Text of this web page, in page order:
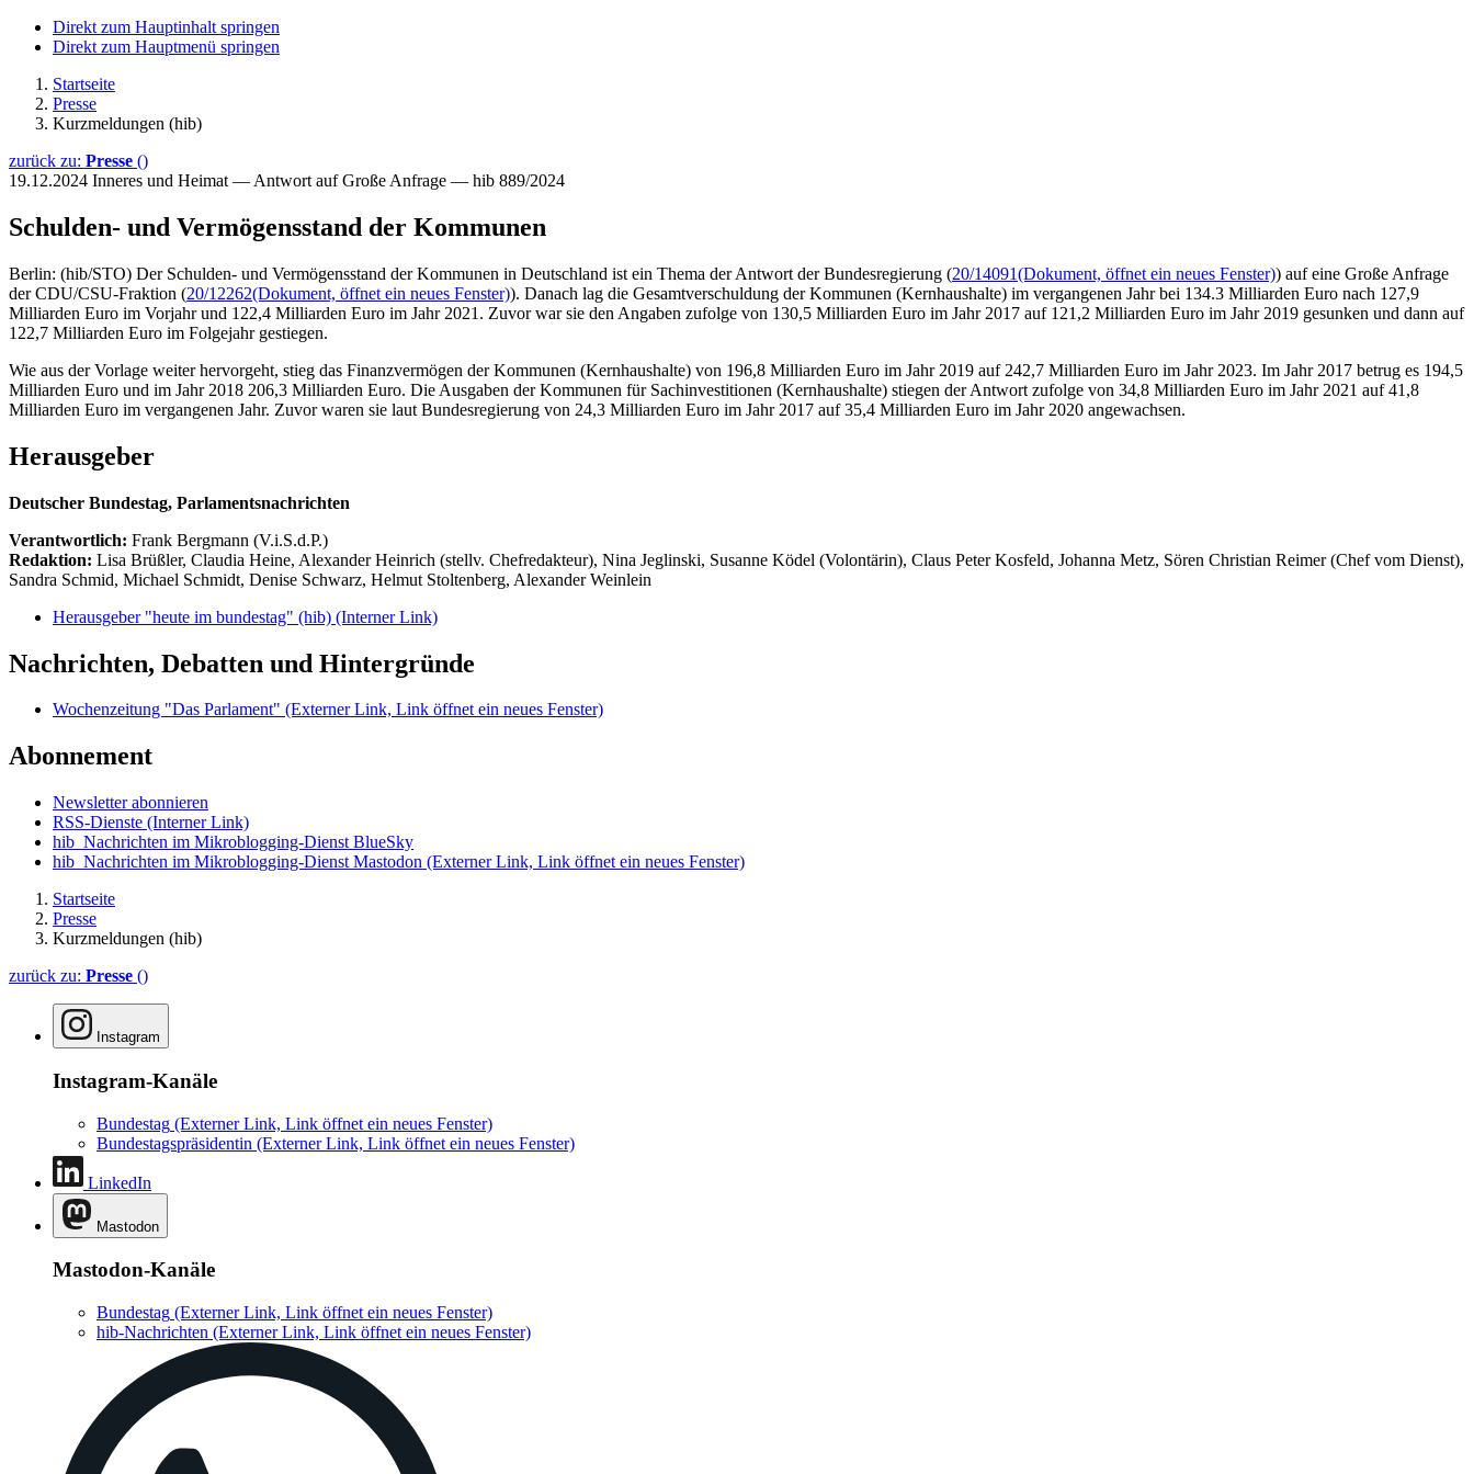
Direkt zum Hauptinhalt springen
Direkt zum Hauptmenü springen
Startseite
Presse
Kurzmeldungen (hib)
zurück zu: Presse ()
19.12.2024 Inneres und Heimat — Antwort auf Große Anfrage — hib 889/2024
Schulden- und Vermögensstand der Kommunen
Berlin: (hib/STO) Der Schulden- und Vermögensstand der Kommunen in Deutschland ist ein Thema der Antwort der Bundesregierung (20/14091(Dokument, öffnet ein neues Fenster)) auf eine Große Anfrage
der CDU/CSU-Fraktion (20/12262(Dokument, öffnet ein neues Fenster)). Danach lag die Gesamtverschuldung der Kommunen (Kernhaushalte) im vergangenen Jahr bei 134.3 Milliarden Euro nach 127,9
Milliarden Euro im Vorjahr und 122,4 Milliarden Euro im Jahr 2021. Zuvor war sie den Angaben zufolge von 130,5 Milliarden Euro im Jahr 2017 auf 121,2 Milliarden Euro im Jahr 2019 gesunken und dann auf
122,7 Milliarden Euro im Folgejahr gestiegen.
Wie aus der Vorlage weiter hervorgeht, stieg das Finanzvermögen der Kommunen (Kernhaushalte) von 196,8 Milliarden Euro im Jahr 2019 auf 242,7 Milliarden Euro im Jahr 2023. Im Jahr 2017 betrug es 194,5
Milliarden Euro und im Jahr 2018 206,3 Milliarden Euro. Die Ausgaben der Kommunen für Sachinvestitionen (Kernhaushalte) stiegen der Antwort zufolge von 34,8 Milliarden Euro im Jahr 2021 auf 41,8
Milliarden Euro im vergangenen Jahr. Zuvor waren sie laut Bundesregierung von 24,3 Milliarden Euro im Jahr 2017 auf 35,4 Milliarden Euro im Jahr 2020 angewachsen.
Herausgeber
Deutscher Bundestag, Parlamentsnachrichten
Verantwortlich: Frank Bergmann (V.i.S.d.P.)
Redaktion: Lisa Brüßler, Claudia Heine, Alexander Heinrich (stellv. Chefredakteur), Nina Jeglinski, Susanne Ködel (Volontärin), Claus Peter Kosfeld, Johanna Metz, Sören Christian Reimer (Chef vom Dienst),
Sandra Schmid, Michael Schmidt, Denise Schwarz, Helmut Stoltenberg, Alexander Weinlein
Herausgeber "heute im bundestag" (hib) (Interner Link)
Nachrichten, Debatten und Hintergründe
Wochenzeitung "Das Parlament" (Externer Link, Link öffnet ein neues Fenster)
Abonnement
Newsletter abonnieren
RSS-Dienste (Interner Link)
hib_Nachrichten im Mikroblogging-Dienst BlueSky
hib_Nachrichten im Mikroblogging-Dienst Mastodon (Externer Link, Link öffnet ein neues Fenster)
Startseite
Presse
Kurzmeldungen (hib)
zurück zu: Presse ()
Instagram
Instagram-Kanäle
Bundestag (Externer Link, Link öffnet ein neues Fenster)
Bundestagspräsidentin (Externer Link, Link öffnet ein neues Fenster)
LinkedIn
Mastodon
Mastodon-Kanäle
Bundestag (Externer Link, Link öffnet ein neues Fenster)
hib-Nachrichten (Externer Link, Link öffnet ein neues Fenster)